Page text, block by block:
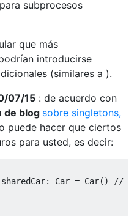
subprocesos
que más
introducirse
(similares a ).
07/15 : de acuerdo con
de blog sobre singletons,
puede hacer que ciertos
para usted, es decir:
sharedCar: Car = Car()
//